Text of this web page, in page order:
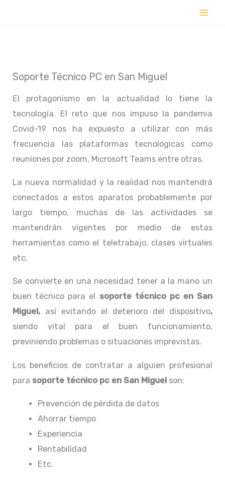
Soporte Técnico PC en San Miguel
El protagonismo en la actualidad lo tiene la
tecnología. El reto que nos impuso la pandemia
Covid-19 nos ha expuesto a utilizar con más
frecuencia las plataformas tecnológicas como
reuniones por zoom, Microsoft Teams entre otras.
La nueva normalidad y la realidad nos mantendrá
conectados a estos aparatos probablemente por
largo tiempo, muchas de las actividades se
mantendrán vigentes por medio de estas
herramientas como el teletrabajo, clases virtuales
etc.
Se convierte en una necesidad tener a la mano un
buen técnico para el soporte técnico pc en San
Miguel, así evitando el deterioro del dispositivo,
siendo vital para el buen funcionamiento,
previniendo problemas o situaciones imprevistas.
Los beneficios de contratar a alguien profesional
para soporte técnico pc en San Miguel son:
Prevención de pérdida de datos
Ahorrar tiempo
Experiencia
Rentabilidad
Etc.